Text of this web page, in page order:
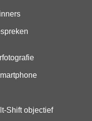
Shift objectief